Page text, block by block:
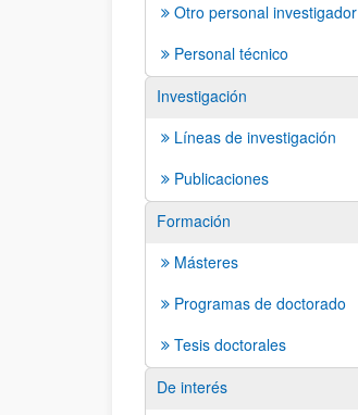
Otro personal investigador
Personal técnico
Investigación
Líneas de investigación
Publicaciones
Formación
Másteres
Programas de doctorado
Tesis doctorales
De interés